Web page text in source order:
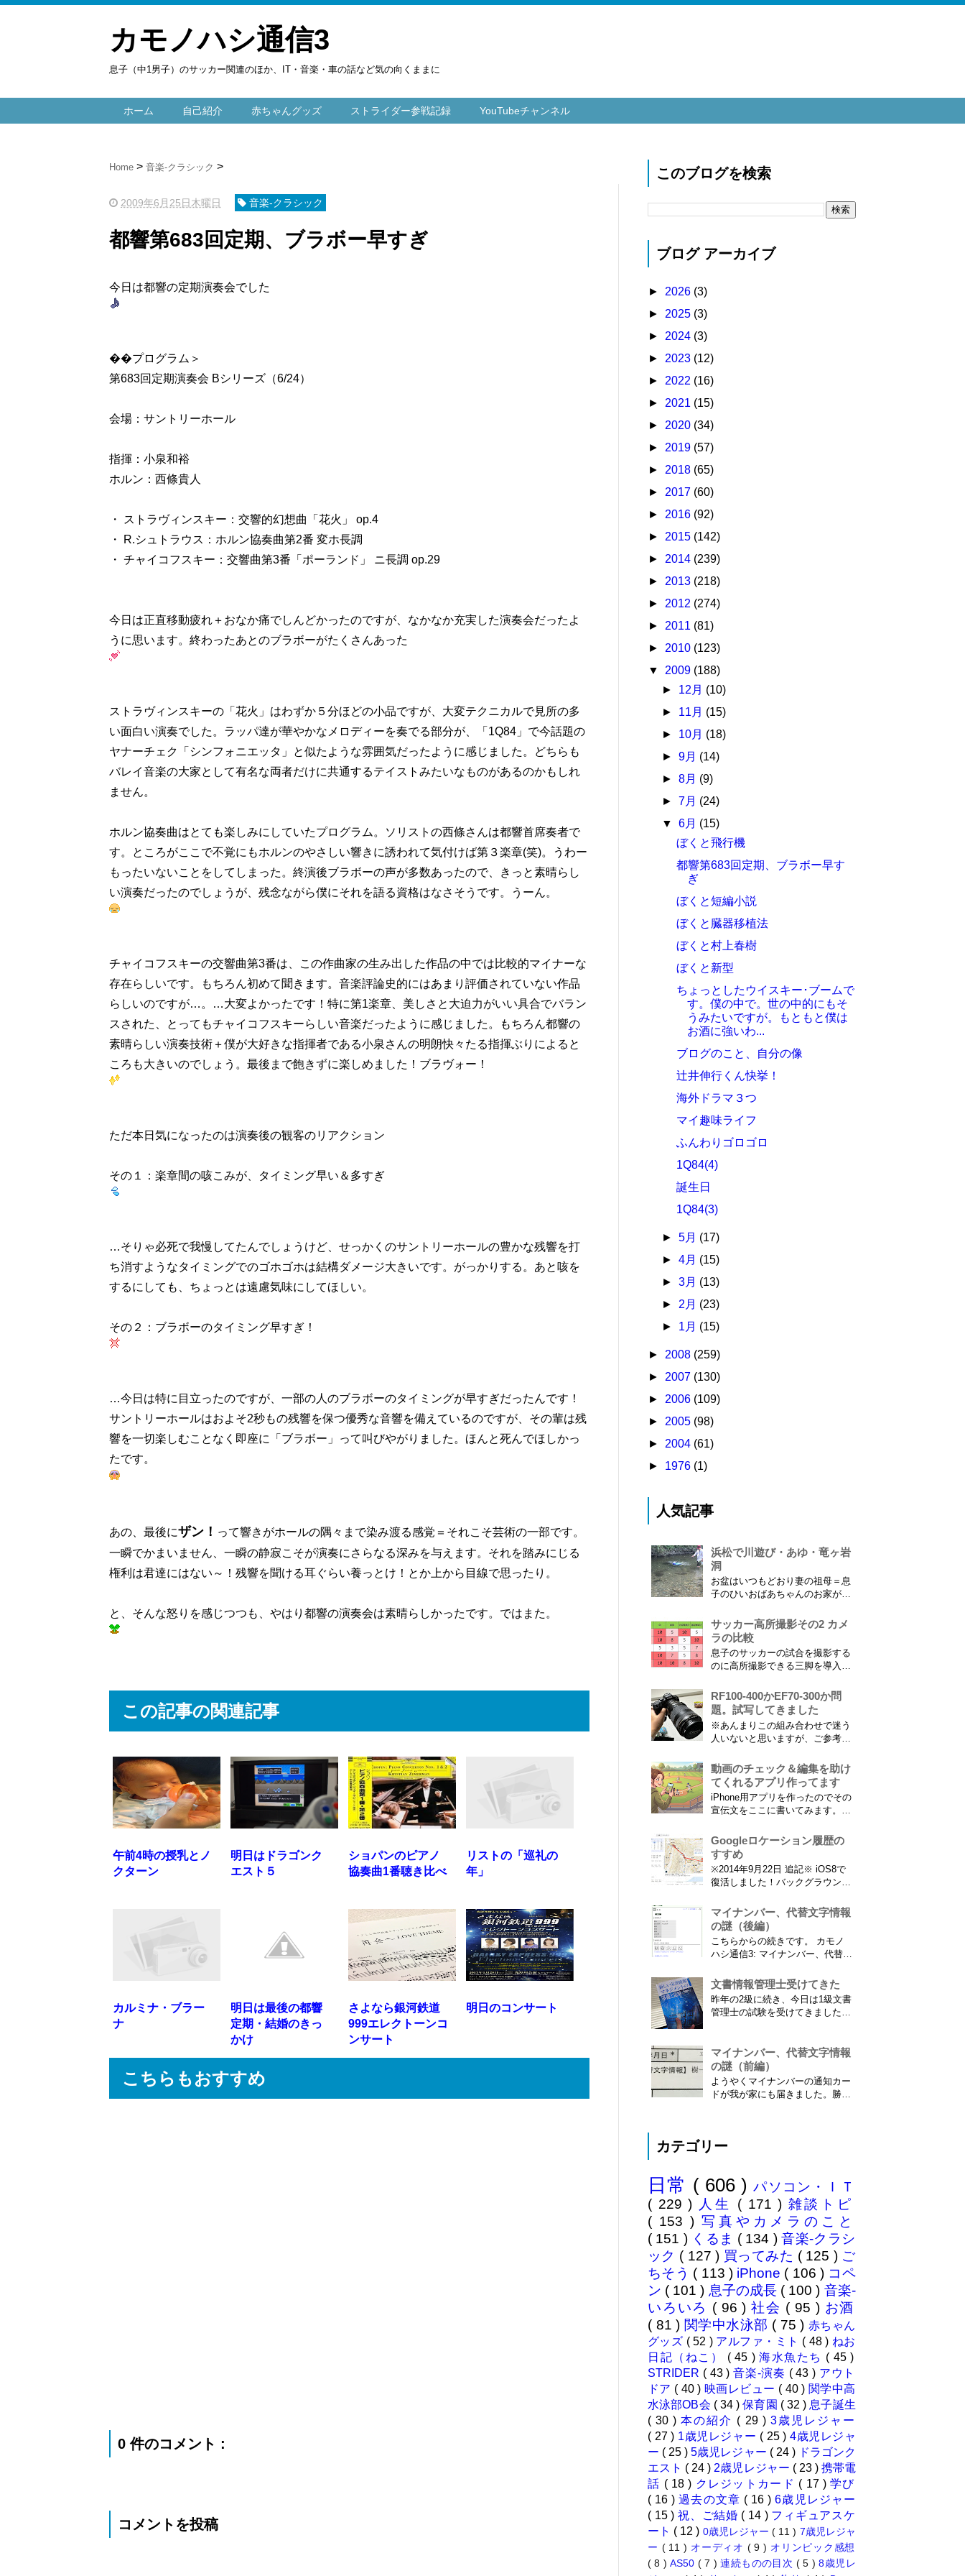
カモノハシ通信3
息子（中1男子）のサッカー関連のほか、IT・音楽・車の話など気の向くままに
ホーム 自己紹介 赤ちゃんグッズ ストライダー参戦記録 YouTubeチャンネル
Home 音楽-クラシック
2009年6月25日木曜日 音楽-クラシック
都響第683回定期、ブラボー早すぎ
今日は都響の定期演奏会でした
��プログラム＞
第683回定期演奏会 Bシリーズ（6/24）
会場：サントリーホール
指揮：小泉和裕
ホルン：西條貴人
・ ストラヴィンスキー：交響的幻想曲「花火」 op.4
・ R.シュトラウス：ホルン協奏曲第2番 変ホ長調
・ チャイコフスキー：交響曲第3番「ポーランド」 ニ長調 op.29
今日は正直移動疲れ＋おなか痛でしんどかったのですが、なかなか充実した演奏会だったよ
うに思います。終わったあとのブラボーがたくさんあった
ストラヴィンスキーの「花火」はわずか５分ほどの小品ですが、大変テクニカルで見所の多
い面白い演奏でした。ラッパ達が華やかなメロディーを奏でる部分が、「1Q84」で今話題の
ヤナーチェク「シンフォニエッタ」と似たような雰囲気だったように感じました。どちらも
バレイ音楽の大家として有名な両者だけに共通するテイストみたいなものがあるのかもしれ
ません。
ホルン協奏曲はとても楽しみにしていたプログラム。ソリストの西條さんは都響首席奏者で
す。ところがここで不覚にもホルンのやさしい響きに誘われて気付けば第３楽章(笑)。うわー
もったいないことをしてしまった。終演後ブラボーの声が多数あったので、きっと素晴らし
い演奏だったのでしょうが、残念ながら僕にそれを語る資格はなさそうです。うーん。
チャイコフスキーの交響曲第3番は、この作曲家の生み出した作品の中では比較的マイナーな
存在らしいです。もちろん初めて聞きます。音楽評論史的にはあまり評価されていない作品
らしいのですが…。…大変よかったです！特に第1楽章、美しさと大迫力がいい具合でバラン
スされた、とってもチャイコフスキーらしい音楽だったように感じました。もちろん都響の
素晴らしい演奏技術＋僕が大好きな指揮者である小泉さんの明朗快々たる指揮ぶりによると
ころも大きいのでしょう。最後まで飽きずに楽しめました！ブラヴォー！
ただ本日気になったのは演奏後の観客のリアクション
その１：楽章間の咳こみが、タイミング早い＆多すぎ
…そりゃ必死で我慢してたんでしょうけど、せっかくのサントリーホールの豊かな残響を打
ち消すようなタイミングでのゴホゴホは結構ダメージ大きいです。がっかりする。あと咳を
するにしても、ちょっとは遠慮気味にしてほしい。
その２：ブラボーのタイミング早すぎ！
…今日は特に目立ったのですが、一部の人のブラボーのタイミングが早すぎだったんです！
サントリーホールはおよそ2秒もの残響を保つ優秀な音響を備えているのですが、その輩は残
響を一切楽しむことなく即座に「ブラボー」って叫びやがりました。ほんと死んでほしかっ
たです。
あの、最後にザン！ って響きがホールの隅々まで染み渡る感覚＝それこそ芸術の一部です。
一瞬でかまいません、一瞬の静寂こそが演奏にさらなる深みを与えます。それを踏みにじる
権利は君達にはない～！残響を聞ける耳ぐらい養っとけ！とか上から目線で思ったり。
と、そんな怒りを感じつつも、やはり都響の演奏会は素晴らしかったです。ではまた。
この記事の関連記事
午前4時の授乳とノ
クターン
明日はドラゴンク
エスト５
ショパンのピアノ
協奏曲1番聴き比べ
リストの「巡礼の
年」
カルミナ・ブラー
ナ
明日は最後の都響
定期・結婚のきっ
かけ
さよなら銀河鉄道
999エレクトーンコ
ンサート
明日のコンサート
こちらもおすすめ
0 件のコメント :
コメントを投稿
このブログを検索
ブログ アーカイブ
► 2026 (3)
► 2025 (3)
► 2024 (3)
► 2023 (12)
► 2022 (16)
► 2021 (15)
► 2020 (34)
► 2019 (57)
► 2018 (65)
► 2017 (60)
► 2016 (92)
► 2015 (142)
► 2014 (239)
► 2013 (218)
► 2012 (274)
► 2011 (81)
► 2010 (123)
▼ 2009 (188)
► 12月 (10)
► 11月 (15)
► 10月 (18)
►9月 (14)
►8月 (9)
►7月 (24)
▼6月 (15)
ぼくと飛行機
都響第683回定期、ブラボー早す
ぎ
ぼくと短編小説
ぼくと臓器移植法
ぼくと村上春樹
ぼくと新型
ちょっとしたウイスキー･ブームで
す。僕の中で。世の中的にもそ
うみたいですが。もともと僕は
お酒に強いわ...
ブログのこと、自分の像
辻井伸行くん快挙！
海外ドラマ３つ
マイ趣味ライフ
ふんわりゴロゴロ
1Q84(4)
誕生日
1Q84(3)
►5月 (17)
►4月 (15)
►3月 (13)
► 2月 (23)
► 1月 (15)
► 2008 (259)
► 2007 (130)
► 2006 (109)
► 2005 (98)
► 2004 (61)
► 1976 (1)
人気記事
浜松で川遊び・あゆ・竜ヶ岩
洞
お盆はいつもどおり妻の祖母＝息
子のひいおばあちゃんのお家があ
ばあちゃんがご健在なのはとって
もありがたいことです。 5歳vs88
歳 ひいおばあちゃんとの対決！
カモノハシ通信3 神宮寺川で水遊
び、下の方に動画も付けてます
サッカー高所撮影その2 カメ
ラの比較
息子のサッカーの試合を撮影する
のに高所撮影できる三脚を導入し
さからフィールド全体（少年用な
ので大人用の半分の大きさです）
を撮影できればカメラを放置して
の撮影ができますし、選手のポジ
ショニングを俯瞰で見てあとから
問題...
RF100-400かEF70-300か問
題。試写してきました
※あんまりこの組み合わせで迷う
人いないと思いますが、ご参考に
とにご注意ください。 息子がサ
ッカーを始めたことで望遠レンズ
をつけての撮影機会がまた増えて
きました。使っているのは EF70-
300mm F4-5.6 IS USM というレ
動画のチェック＆編集を助け
てくれるアプリ作ってます
iPhone用アプリを作ったのでその
宣伝文をここに書いてみます。ま
が、公開されたら是非使ってみて
ください。 --------------------------------
------------ 「あのゴールシーン、ど
こだっけ？」をゼロに。...
Googleロケーション履歴の
すすめ
※2014年9月22日 追記※ iOS8で
復活しました！バックグラウンド
iPhone 6 Plusで確認しました。
カモノハシ通信3: Googleロケー
ション履歴がiOS8で復活！
※2013年11月8日 追記※ 残念な
こ...
マイナンバー、代替文字情報
の謎（後編）
こちらからの続きです。 カモノ
ハシ通信3: マイナンバー、代替文
供の名前に使える漢字には制限が
あります。たまに使える漢字が増
えたり減ったりしてニュースにな
ってますよね。（2015年１月には
てニュースになっていまし...
文書情報管理士受けてきた
昨年の2級に続き、今日は1級文書
管理士の試験を受けてきました。
かしい…。 ※後日追記※ 無事合
格してました。しかも成績が上位
3名以内？とかで表彰してもらい
ました\( ˆoˆ )/ 文書の取り扱いや
マイナンバー、代替文字情報
の謎（前編）
ようやくマイナンバーの通知カー
ドが我が家にも届きました。勝手
んでも簡易書留の配達は限られた
まです。 謎の代替文字情報 個人
番号...
カテゴリー
日常 ( 606 )パソコン・ＩＴ
( 229 ) 人生 ( 171 ) 雑談トピ
( 153 ) 写真やカメラのこと
( 151 ) くるま ( 134 )音楽-クラシ
ック ( 127 ) 買ってみた ( 125 ) ご
ちそう ( 113 ) iPhone ( 106 ) コペ
ン ( 101 ) 息子の成長 ( 100 ) 音楽-
いろいろ ( 96 )社会 ( 95 ) お酒
( 81 ) 関学中水泳部 ( 75 ) 赤ちゃん
グッズ ( 52 ) アルファ・ミト ( 48 ) ねお
日記（ねこ） ( 45 ) 海水魚たち ( 45 )
STRIDER ( 43 )音楽-演奏 ( 43 ) アウト
ドア ( 40 ) 映画レビュー ( 40 ) 関学中高
水泳部OB会 ( 34 )保育園 ( 32 ) 息子誕生
( 30 )本の紹介 ( 29 ) 3歳児レジャー
( 27 ) 1歳児レジャー ( 25 ) 4歳児レジャ
ー ( 25 )5歳児レジャー ( 24 ) ドラゴンク
エスト ( 24 ) 2歳児レジャー ( 23 ) 携帯電
話 ( 18 ) クレジットカード ( 17 )学び
( 16 )過去の文章 ( 16 )6歳児レジャー
( 15 )祝、ご結婚 ( 14 ) フィギュアスケ
ート ( 12 ) 0歳児レジャー( 11 ) 7歳児レジャ
ー ( 11 ) オーディオ ( 9 ) オリンピック感想
( 8 )AS50 ( 7 )連続ものの目次 ( 5 )8歳児レ